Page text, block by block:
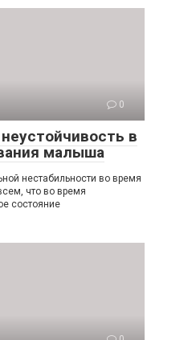
0
в
малыша
нестабильности во время
что во время
состояние